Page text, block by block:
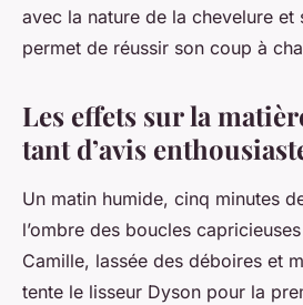
avec la nature de la chevelure
permet de réussir son coup à
Les effets sur la
tant d’avis
Un matin humide, cinq minutes
l’ombre des boucles
Camille, lassée des déboires et
tente le lisseur Dyson pour la